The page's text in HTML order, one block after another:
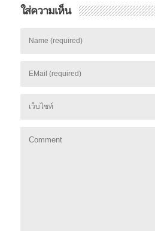
ใส่ความเห็น